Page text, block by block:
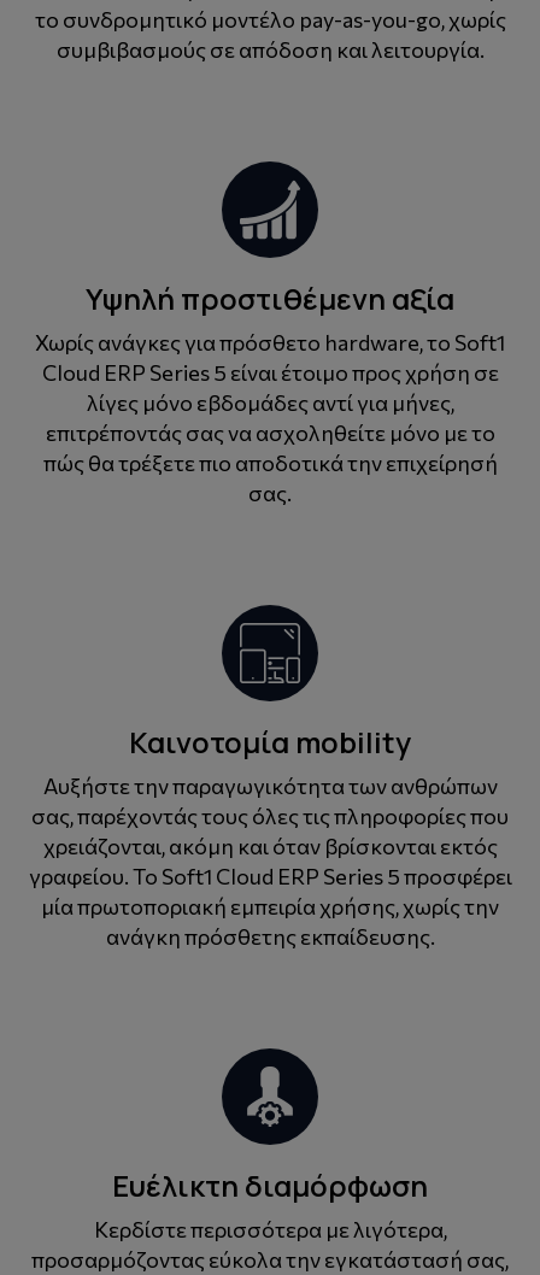
το συνδρομητικό μοντέλο pay-as-you-go, χωρίς
συμβιβασμούς σε απόδοση και λειτουργία.
Υψηλή προστιθέμενη αξία
Χωρίς ανάγκες για πρόσθετο hardware, το Soft1
Cloud ERP Series 5 είναι έτοιμο προς χρήση σε
λίγες μόνο εβδομάδες αντί για μήνες,
επιτρέποντάς σας να ασχοληθείτε μόνο με το
πώς θα τρέξετε πιο αποδοτικά την επιχείρησή
σας.
Καινοτομία mobility
Αυξήστε την παραγωγικότητα των ανθρώπων
σας, παρέχοντάς τους όλες τις πληροφορίες που
χρειάζονται, ακόμη και όταν βρίσκονται εκτός
γραφείου. Το Soft1 Cloud ERP Series 5 προσφέρει
μία πρωτοποριακή εμπειρία χρήσης, χωρίς την
ανάγκη πρόσθετης εκπαίδευσης.
Ευέλικτη διαμόρφωση
Κερδίστε περισσότερα με λιγότερα,
προσαρμόζοντας εύκολα την εγκατάστασή σας,